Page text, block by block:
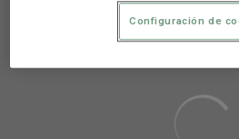
Configuración de